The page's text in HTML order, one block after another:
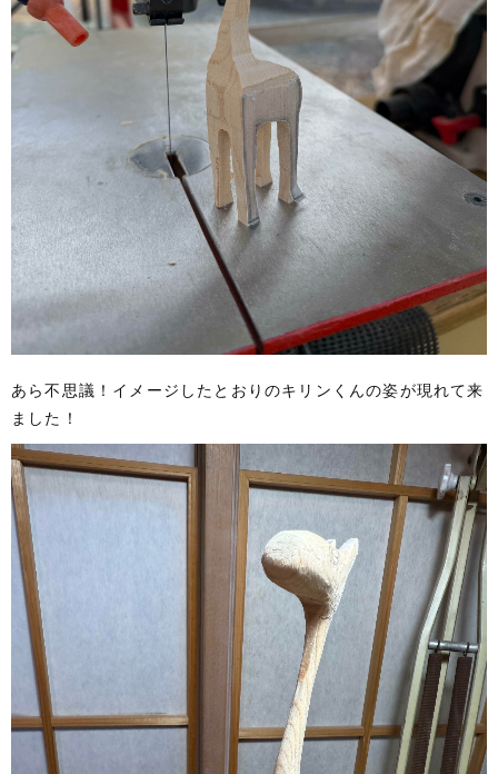
あら不思議！イメージしたとおりのキリンくんの姿が現れて来
ました！